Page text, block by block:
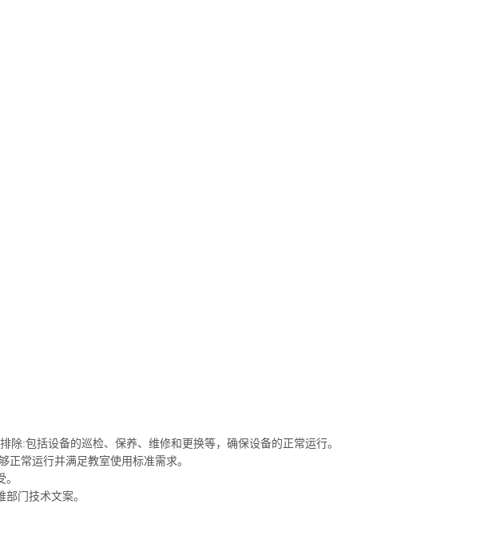
:包括设备的巡检、保养、维修和更换等，确保设备的正常运行。
常运行并满足教室使用标准需求。
门技术文案。